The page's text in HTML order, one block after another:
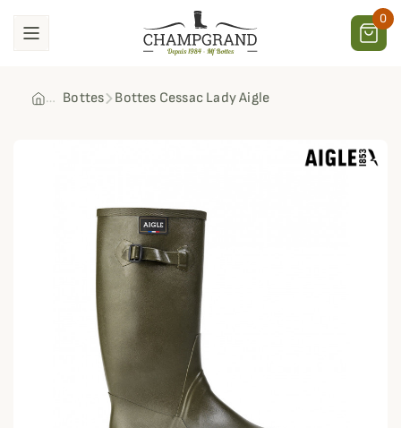
0
Bottes Bottes Cessac Lady Aigle